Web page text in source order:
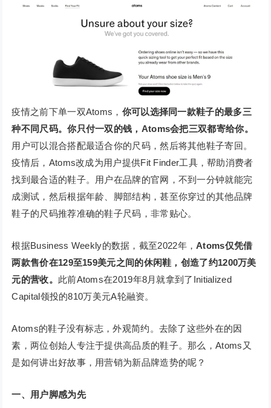
疫情之前下单一双Atoms， 你可以选择同一款鞋子的最多三
种不同尺码。你只付一双的钱，Atoms会把三双都寄给你。
用户可以混合搭配最适合你的尺码，然后将其他鞋子寄回。
疫情后，Atoms改成为用户提供Fit Finder工具，帮助消费者
找到最合适的鞋子。用户在品牌的官网，不到一分钟就能完
成测试，然后根据年龄、脚部结构，甚至你穿过的其他品牌
鞋子的尺码推荐准确的鞋子尺码，非常贴心。
根据Business Weekly的数据，截至2022年，Atoms仅凭借
两款售价在129至159美元之间的休闲鞋，创造了约1200万美
元的营收。 此前Atoms在2019年8月就拿到了Initialized
Capital领投的810万美元A轮融资。
Atoms的鞋子没有标志，外观简约。去除了这些外在的因
素，两位创始人专注于提供高品质的鞋子。那么，Atoms又
是如何讲出好故事，用营销为新品牌造势的呢？
一、用户脚感为先